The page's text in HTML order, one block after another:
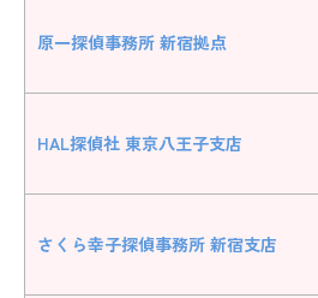
原一探偵事務所 新宿拠点
HAL探偵社 東京八王子支店
さくら幸子探偵事務所 新宿支店